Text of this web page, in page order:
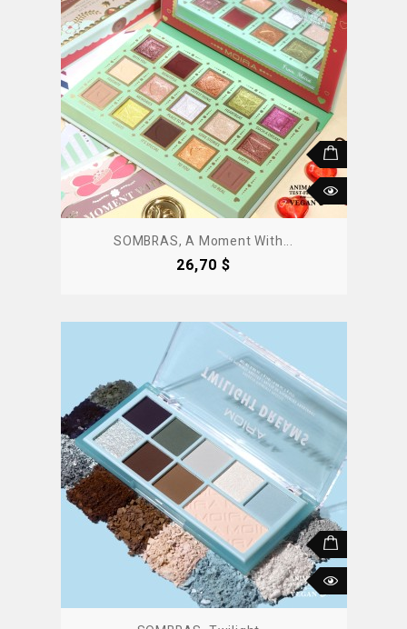
SOMBRAS, A Moment With...
Precio
26,70 $